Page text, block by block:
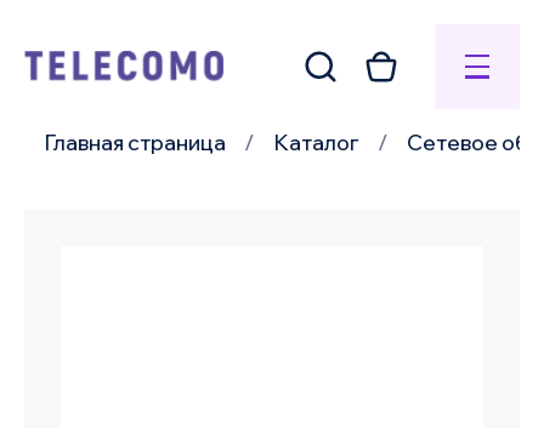
Главная страница Каталог Сетевое